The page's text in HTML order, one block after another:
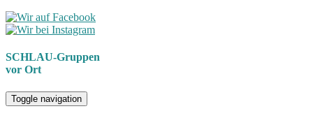
SCHLAU-Gruppen
vor Ort
Toggle navigation